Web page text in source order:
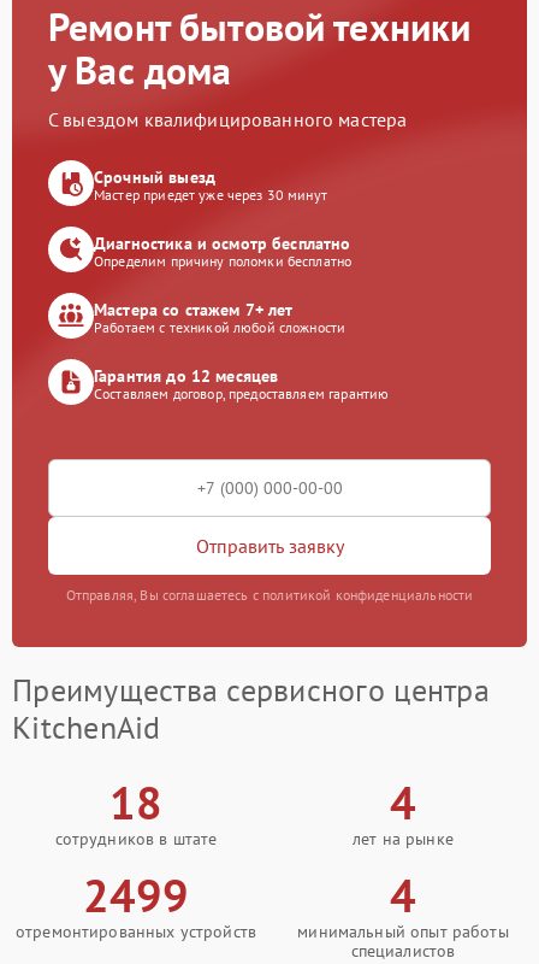
Ремонт бытовой техники
у Вас дома
С выездом квалифицированного мастера
Срочный выезд
Мастер приедет уже через 30 минут
Диагностика и осмотр бесплатно
Определим причину поломки бесплатно
Мастера со стажем 7+ лет
Работаем с техникой любой сложности
Гарантия до 12 месяцев
Составляем договор, предоставляем гарантию
Отправить заявку
Отправляя, Вы соглашаетесь с политикой конфиденциальности
Преимущества сервисного центра
KitchenAid
18
сотрудников в штате
4
лет на рынке
2499
отремонтированных устройств
4
минимальный опыт работы
специалистов